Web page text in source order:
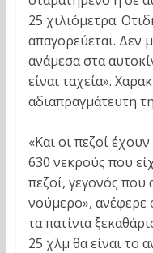
25 χιλιόμετρα.
απαγορεύεται. Δεν
ανάμεσα στα
είναι ταχεία».
αδιαπραγμάτευτη
«Και οι πεζοί
630 νεκρούς που
πεζοί, γεγονός που
νούμερο», ανέφερε
τα πατίνια
25 χλμ θα είναι το